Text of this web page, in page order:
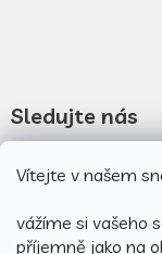
Vítejte v našem
vážíme si vašeho
příjemně jako na
Sledujte nás
Novinky na
Novinky na